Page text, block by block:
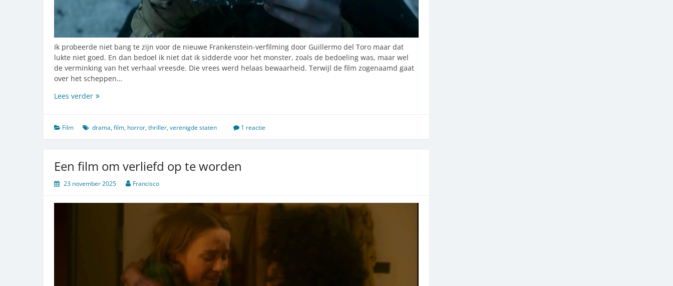
Ik probeerde niet bang te zijn voor de nieuwe Frankenstein-verfilming door Guillermo del Toro maar dat
lukte niet goed. En dan bedoel ik niet dat ik sidderde voor het monster, zoals de bedoeling was, maar wel
de verminking van het verhaal vreesde. Die vrees werd helaas bewaarheid. Terwijl de film zogenaamd gaat
over het scheppen…
Lees verderDeze
inderdaad
monsterlijk,
dan
bedoeld
Film drama,film, horror,thriller,verenigde staten 1 reactie
Een film om verliefd op te worden
23 november 2025 Francisco